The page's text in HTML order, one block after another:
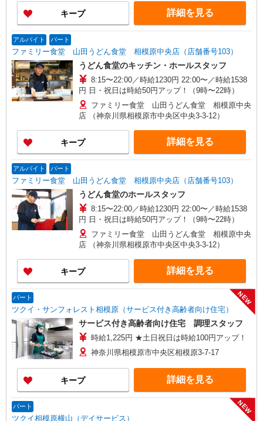
キープ 詳細を見る
アルバイト パート
ファミリー食堂 山田うどん食堂 相模原中央店（店舗番号103）
うどん食堂のキッチン・ホールスタッフ
8:15〜22:00／時給1230円 22:00〜／時給1538
円 日・祝日は時給50円アップ！（9時〜22時）
ファミリー食堂 山田うどん食堂 相模原中央
店 （神奈川県相模原市中央区中央3-3-12）
キープ 詳細を見る
アルバイト パート
ファミリー食堂 山田うどん食堂 相模原中央店（店舗番号103）
うどん食堂のホールスタッフ
8:15〜22:00／時給1230円 22:00〜／時給1538
円 日・祝日は時給50円アップ！（9時〜22時）
ファミリー食堂 山田うどん食堂 相模原中央
店 （神奈川県相模原市中央区中央3-3-12）
キープ 詳細を見る
パート
ツクイ・サンフォレスト相模原（サービス付き高齢者向け住宅）
NEW
サービス付き高齢者向け住宅 調理スタッフ
時給1,225円 ★土日祝日は時給100円アップ！
神奈川県相模原市中央区相模原3-7-17
キープ 詳細を見る
パート
ツクイ相模原横山（デイサービス）
NEW